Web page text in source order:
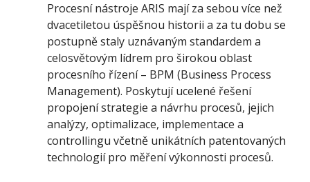
Procesní nástroje ARIS mají za sebou více než
dvacetiletou úspěšnou historii a za tu dobu se
postupně staly uznávaným standardem a
celosvětovým lídrem pro širokou oblast
procesního řízení – BPM (Business Process
Management). Poskytují ucelené řešení
propojení strategie a návrhu procesů, jejich
analýzy, optimalizace, implementace a
controllingu včetně unikátních patentovaných
technologií pro měření výkonnosti procesů.